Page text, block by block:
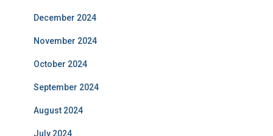
December 2024
November 2024
October 2024
September 2024
August 2024
July 2024